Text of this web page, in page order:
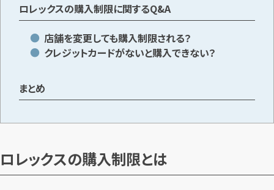
ロレックスの購入制限に関するQ&A
店舗を変更しても購入制限される？
クレジットカードがないと購入できない？
まとめ
ロレックスの購入制限とは